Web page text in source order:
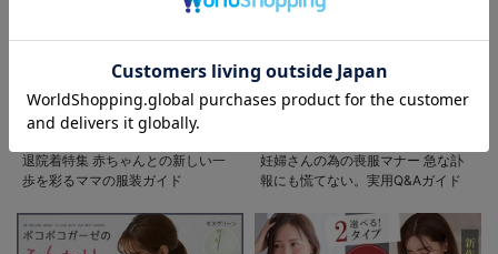
お気に入り商品を確認する
退院着特集 赤ちゃんとの新しい一
歩を彩るママの服装ガイド
妊婦さんの為の喪服マナー 急な訃
報にも慌てない。実用Q&Aガイド